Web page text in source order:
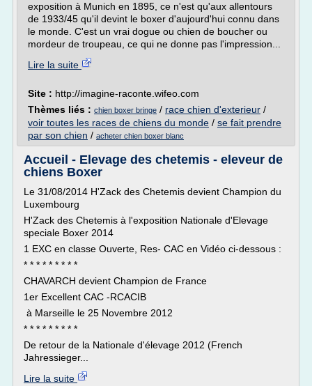
exposition à Munich en 1895, ce n'est qu'aux allentours
de 1933/45 qu'il devint le boxer d'aujourd'hui connu dans
le monde. C'est un vrai dogue ou chien de boucher ou
mordeur de troupeau, ce qui ne donne pas l'impression...
Lire la suite
Site : http://imagine-raconte.wifeo.com
Thèmes liés : chien boxer bringe / race chien d'exterieur /
voir toutes les races de chiens du monde / se fait prendre
par son chien / acheter chien boxer blanc
Accueil - Elevage des chetemis - eleveur de
chiens Boxer
Le 31/08/2014 H'Zack des Chetemis devient Champion du
Luxembourg
H'Zack des Chetemis à l'exposition Nationale d'Elevage
speciale Boxer 2014
1 EXC en classe Ouverte, Res- CAC en Vidéo ci-dessous :
* * * * * * * * *
CHAVARCH devient Champion de France
1er Excellent CAC -RCACIB
à Marseille le 25 Novembre 2012
* * * * * * * * *
De retour de la Nationale d'élevage 2012 (French
Jahressieger...
Lire la suite